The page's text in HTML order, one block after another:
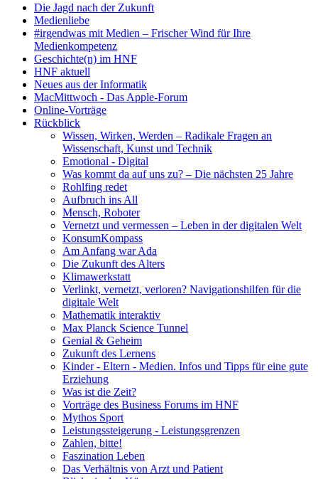
Die Jagd nach der Zukunft
Medienliebe
#irgendwas mit Medien – Frischer Wind für Ihre
Medienkompetenz
Geschichte(n) im HNF
HNF aktuell
Neues aus der Informatik
MacMittwoch - Das Apple-Forum
Online-Vorträge
Rückblick
Wissen, Wirken, Werden – Radikale Fragen an
Wissenschaft, Kunst und Technik
Emotional - Digital
Was kommt da auf uns zu? – Die nächsten 25 Jahre
Rohlfing redet
Aufbruch ins All
Mensch, Roboter
Vernetzt und vermessen – Leben in der digitalen Welt
KonsumKompass
Am Anfang war Ada
Die Zukunft des Alters
Klimawerkstatt
Verlinkt, vernetzt, verloren? Navigationshilfen für die
digitale Welt
Mathematik interaktiv
Max Planck Science Tunnel
Genial & Geheim
Zukunft des Lernens
Kinder - Eltern - Medien. Infos und Tipps für eine gute
Erziehung
Was ist die Zeit?
Vorträge des Business Forums im HNF
Mythos Sport
Leistungssteigerung - Leistungsgrenzen
Zahlen, bitte!
Faszination Leben
Das Verhältnis von Arzt und Patient